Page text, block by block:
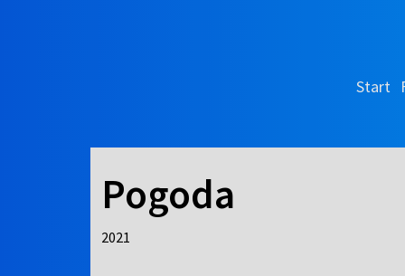
Start
Pogoda
2021